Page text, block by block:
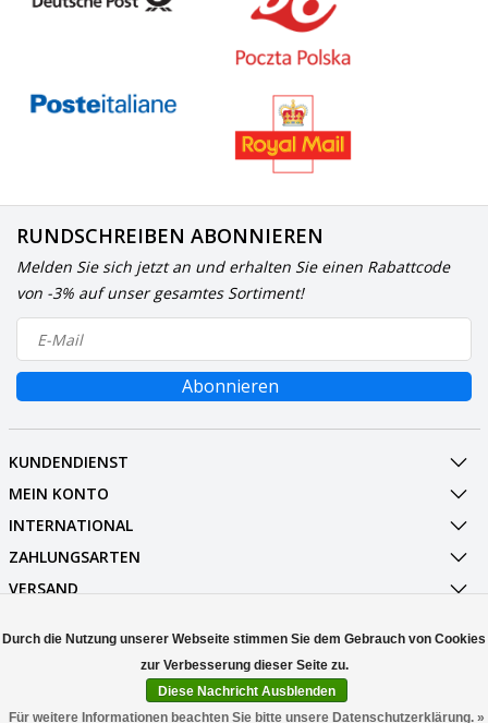
RUNDSCHREIBEN ABONNIEREN
Melden Sie sich jetzt an und erhalten Sie einen Rabattcode
von -3% auf unser gesamtes Sortiment!
Abonnieren
KUNDENDIENST
MEIN KONTO
INTERNATIONAL
ZAHLUNGSARTEN
VERSAND
© Copyright 2026 Stuff Enough.be
Durch die Nutzung unserer Webseite stimmen Sie dem Gebrauch von Cookies
zur Verbesserung dieser Seite zu.
Diese Nachricht Ausblenden
Für weitere Informationen beachten Sie bitte unsere Datenschutzerklärung. »